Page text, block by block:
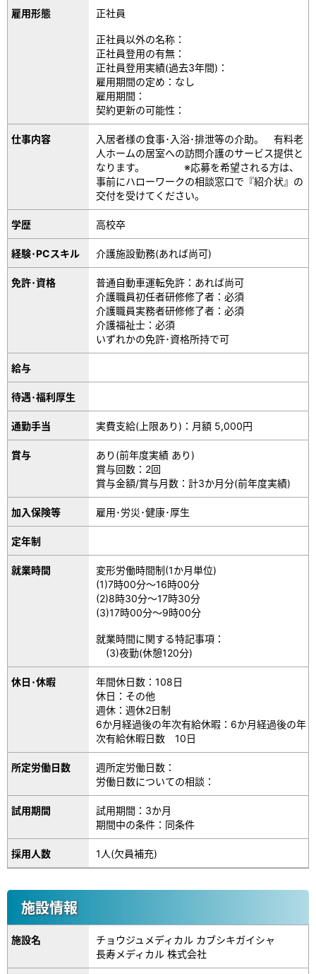
雇用形態 正社員
正社員以外の名称：
正社員登用の有無：
正社員登用実績(過去3年間)：
雇用期間の定め：なし
雇用期間：
契約更新の可能性：
仕事内容
入居者様の食事･入浴･排泄等の介助。 有料老
人ホームの居室への訪問介護のサービス提供と
なります。 ※応募を希望される方は、
事前にハローワークの相談窓口で『紹介状』の
交付を受けてください。
学歴 高校卒
経験･PCスキル 介護施設勤務(あれば尚可)
免許･資格
普通自動車運転免許：あれば尚可
介護職員初任者研修修了者：必須
介護職員実務者研修修了者：必須
介護福祉士：必須
いずれかの免許･資格所持で可
給与
待遇･福利厚生
通勤手当 実費支給(上限あり)：月額 5,000円
賞与
あり(前年度実績 あり)
賞与回数：2回
賞与金額/賞与月数：計3か月分(前年度実績)
加入保険等 雇用･労災･健康･厚生
定年制
就業時間
変形労働時間制(1か月単位)
(1)7時00分～16時00分
(2)8時30分～17時30分
(3)17時00分～9時00分
就業時間に関する特記事項：
(3)夜勤(休憩120分)
休日･休暇
年間休日数：108日
休日：その他
週休：週休2日制
6か月経過後の年次有給休暇：6か月経過後の年
次有給休暇日数 10日
所定労働日数
週所定労働日数：
労働日数についての相談：
試用期間
試用期間：3か月
期間中の条件：同条件
採用人数 1人(欠員補充)
施設情報
施設名
チョウジュメディカル カブシキガイシャ
長寿メディカル 株式会社